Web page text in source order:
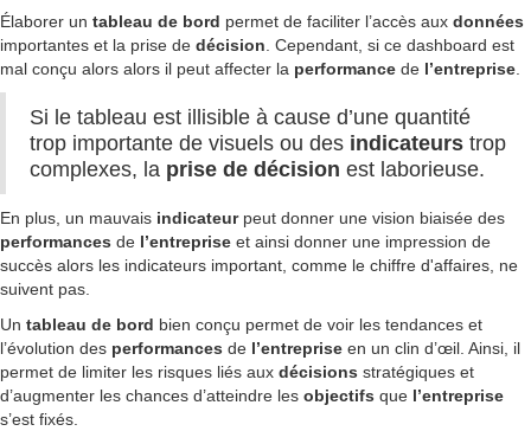
Élaborer un tableau de bord permet de faciliter l’accès aux données
importantes et la prise de décision . Cependant, si ce dashboard est
mal conçu alors alors il peut affecter la performance de l’entreprise
Si le tableau est illisible à cause d’une quantité
trop importante de visuels ou des indicateurs trop
complexes, la prise de décision est laborieuse.
En plus, un mauvais indicateurpeut donner une vision biaisée des
performances de l’entreprise et ainsi donner une impression de
succès alors les indicateurs important, comme le chiffre d'affaires, ne
suivent pas.
Un tableau de bord bien conçu permet de voir les tendances et
l’évolution des performances de l’entreprise en un clin d’œil. Ainsi, il
permet de limiter les risques liés aux décisions stratégiques et
d’augmenter les chances d’atteindre les objectifs que l’entreprise
s’est fixés.